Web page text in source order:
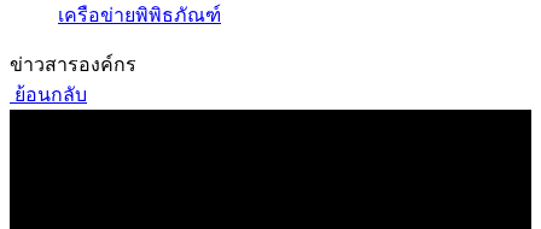
เครือข่ายพิพิธภัณฑ์
ข่าวสารองค์กร
ย้อนกลับ